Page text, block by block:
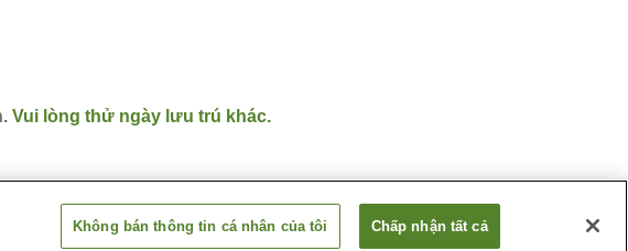
Vui lòng thử ngày lưu trú khác.
Không bán thông tin cá nhân của tôi Chấp nhận tất cả